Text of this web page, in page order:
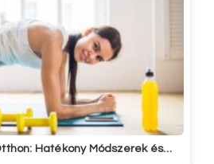
Hatékony Módszerek és…